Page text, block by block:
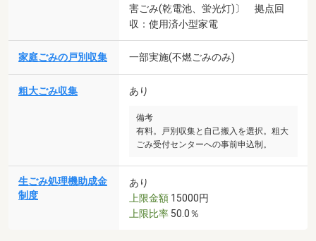
害ごみ(乾電池、蛍光灯)〕 拠点回
収：使用済小型家電
家庭ごみの戸別収集 一部実施(不燃ごみのみ)
粗大ごみ収集 あり
備考
有料。戸別収集と自己搬入を選択。粗大
ごみ受付センターへの事前申込制。
生ごみ処理機助成金
制度
あり
上限金額 15000円
上限比率 50.0％